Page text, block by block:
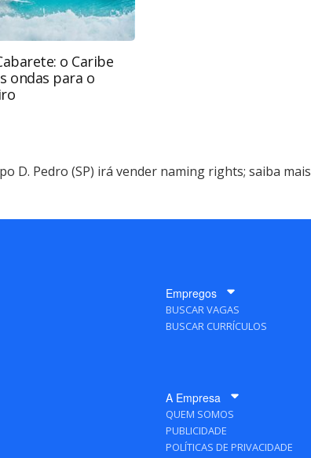
o Caribe
ondas para o
D. Pedro (SP) irá vender naming rights; saiba mais
Empregos
BUSCAR VAGAS
BUSCAR CURRÍCULOS
A Empresa
QUEM SOMOS
PUBLICIDADE
POLÍTICAS DE PRIVACIDADE